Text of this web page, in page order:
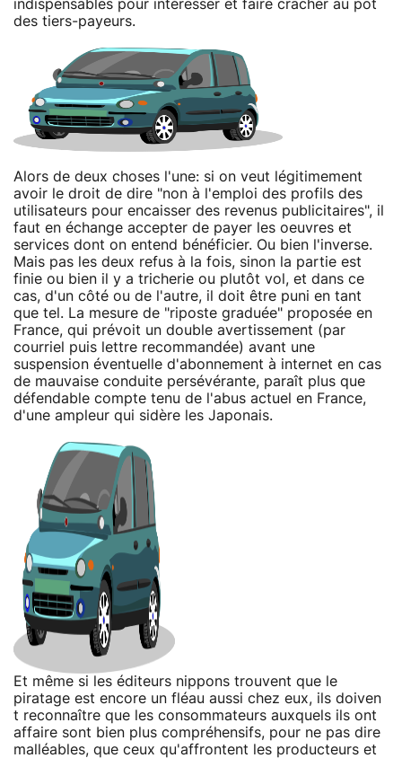
indispensables pour intéresser et faire cracher au pot
des tiers-payeurs.
Alors de deux choses l'une: si on veut légitimement
avoir le droit de dire "non à l'emploi des profils des
utilisateurs pour encaisser des revenus publicitaires", il
faut en échange accepter de payer les oeuvres et
services dont on entend bénéficier. Ou bien l'inverse.
Mais pas les deux refus à la fois, sinon la partie est
finie ou bien il y a tricherie ou plutôt vol, et dans ce
cas, d'un côté ou de l'autre, il doit être puni en tant
que tel. La mesure de "riposte graduée" proposée en
France, qui prévoit un double avertissement (par
courriel puis lettre recommandée) avant une
suspension éventuelle d'abonnement à internet en cas
de mauvaise conduite persévérante, paraît plus que
défendable compte tenu de l'abus actuel en France,
d'une ampleur qui sidère les Japonais.
Et même si les éditeurs nippons trouvent que le
piratage est encore un fléau aussi chez eux, ils doiven
t reconnaître que les consommateurs auxquels ils ont
affaire sont bien plus compréhensifs, pour ne pas dire
malléables, que ceux qu'affrontent les producteurs et